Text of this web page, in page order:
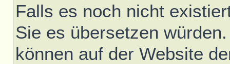
Falls es noch nicht
Sie es übersetzen
können auf der Website